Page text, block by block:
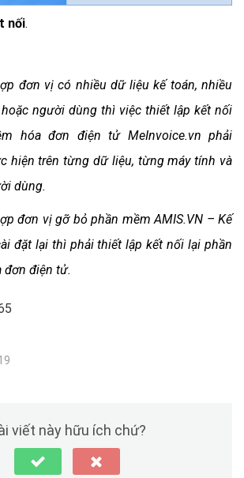
nối.
đơn vị có nhiều dữ liệu kế toán, nhiều
người dùng thì việc thiết lập kết nối
hóa đơn điện tử MeInvoice.vn phải
hiện trên từng dữ liệu, từng máy tính và
dùng.
đơn vị gỡ bỏ phần mềm AMIS.VN – Kế
đặt lại thì phải thiết lập kết nối lại phần
đơn điện tử.
viết này hữu ích chứ?